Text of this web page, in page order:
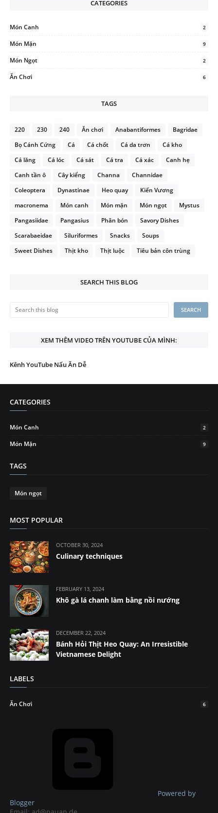
CATEGORIES
Món Canh 2
Món Mặn 9
Món Ngọt 2
Ăn Chơi 6
TAGS
220 230 240 Ăn chơi Anabantiformes
Bagridae
Bọ Cánh Cứng
Cá Cá chốt Cá da trơn
Cá kho
Cá lăng
Cá lóc Cá sát Cá tra Cá xác
Canh hẹ
Canh tần ô
Cây kiểng Channa
Channidae
Coleoptera
Dynastinae Heo quay
Kiến Vương
macronema
Món canh Món mặn Món ngọt
Mystus
Pangasiidae
Pangasius Phân bón
Savory Dishes
Scarabaeidae
Siluriformes Snacks
Soups
Sweet Dishes
Thịt kho Thịt luộc Tiêu bản côn trùng
SEARCH THIS BLOG
XEM THÊM VIDEO TRÊN YOUTUBE CỦA MÌNH:
Kênh YouTube Nấu Ăn Dễ
CATEGORIES
Món Canh 2
Món Mặn 9
TAGS
Món ngọt
MOST POPULAR
OCTOBER 30, 2024
Culinary techniques
FEBRUARY 13, 2024
Khô gà lá chanh làm bằng nồi nướng
DECEMBER 22, 2024
Bánh Hỏi Thịt Heo Quay: An Irresistible
Vietnamese Delight
LABELS
Ăn Chơi 6
Powered by
Blogger